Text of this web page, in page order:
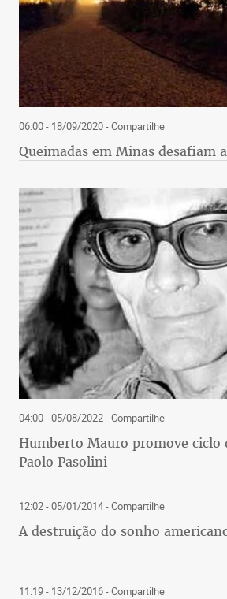
06:00 - 18/09/2020- Compartilhe
Queimadas em Minas desafiam
04:00 - 05/08/2022- Compartilhe
Humberto Mauro promove ciclo
Paolo Pasolini
12:02 - 05/01/2014- Compartilhe
A destruição do sonho
11:19 - 13/12/2016- Compartilhe